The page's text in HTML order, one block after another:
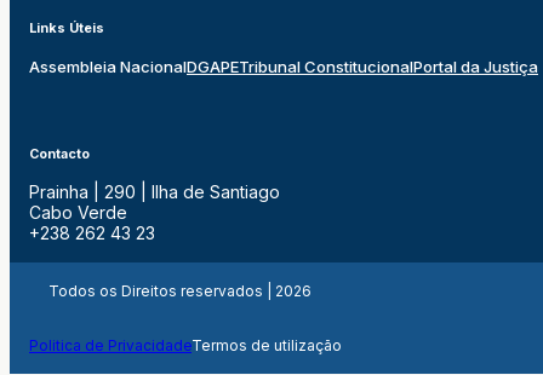
Links Úteis
Assembleia NacionalDGAPETribunal ConstitucionalPortal da Justiça
Contacto
Prainha | 290 | Ilha de Santiago
Cabo Verde
+238 262 43 23
Todos os Direitos reservados | 2026
Politica de PrivacidadeTermos de utilização